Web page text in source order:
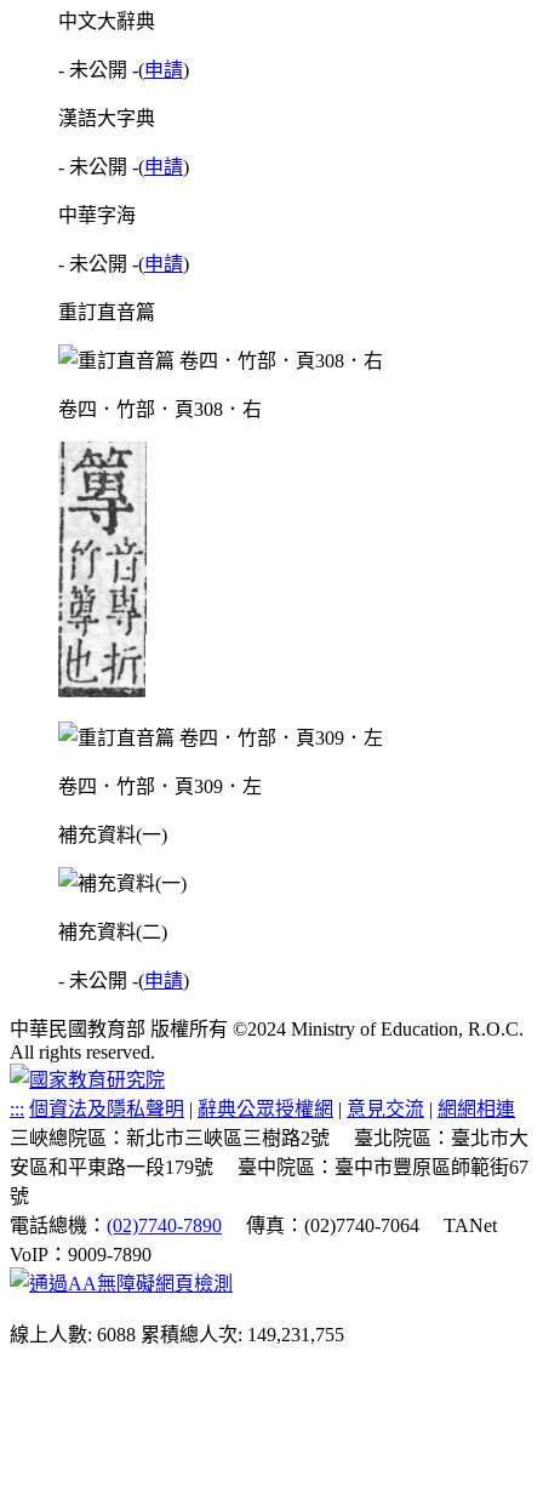
中文大辭典
- 未公開 -(申請)
漢語大字典
- 未公開 -(申請)
中華字海
- 未公開 -(申請)
重訂直音篇
卷四．竹部．頁308．右
卷四．竹部．頁309．左
補充資料(一)
補充資料(二)
- 未公開 -(申請)
中華民國教育部 版權所有 ©2024 Ministry of Education, R.O.C.
All rights reserved.
::: 個資法及隱私聲明 | 辭典公眾授權網 | 意見交流 | 網網相連
三峽總院區：新北市三峽區三樹路2號
臺北院區：臺北市大
安區和平東路一段179號
臺中院區：臺中市豐原區師範街67
號
電話總機： (02)7740-7890 傳真：(02)7740-7064
TANet
VoIP：9009-7890
線上人數: 6088 累積總人次: 149,231,755